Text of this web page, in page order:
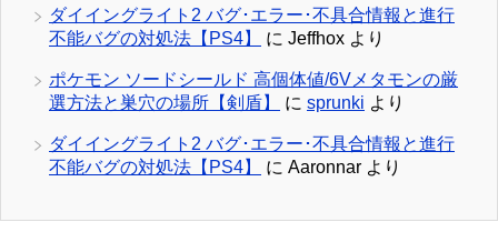
ダイイングライト2 バグ･エラー･不具合情報と進行
不能バグの対処法【PS4】
に Jeffhox より
ポケモン ソードシールド 高個体値/6Vメタモンの厳
選方法と巣穴の場所【剣盾】
に sprunki より
ダイイングライト2 バグ･エラー･不具合情報と進行
不能バグの対処法【PS4】
に Aaronnar より